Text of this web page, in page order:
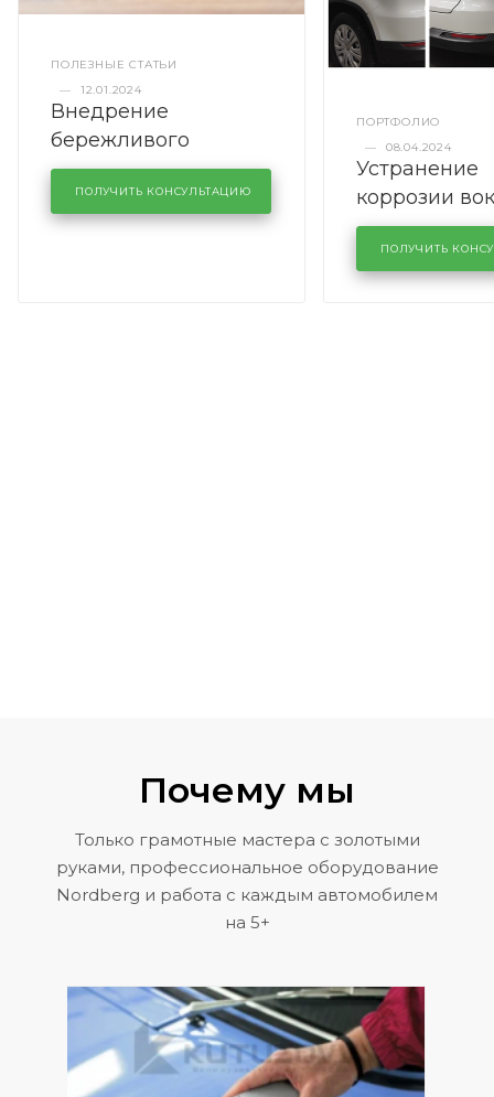
ПОЛЕЗНЫЕ СТАТЬИ
—
12.01.2024
Внедрение
бережливого
производства в
кузовном сервисе
KUTUZOVV
ПОЛУЧИТЬ КОНСУЛЬТАЦИЮ
ПОРТФОЛИО
—
08.04.2024
Устранение
коррозии
лобового
районе
Volkswagen
ПОЛУЧИТЬ
Почему мы
Только грамотные мастера с золотыми
руками, профессиональное оборудование
Nordberg и работа с каждым автомобилем
на 5+